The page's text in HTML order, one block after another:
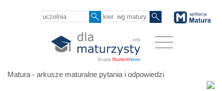
Matura - arkusze maturalne pytania i odpowiedzi